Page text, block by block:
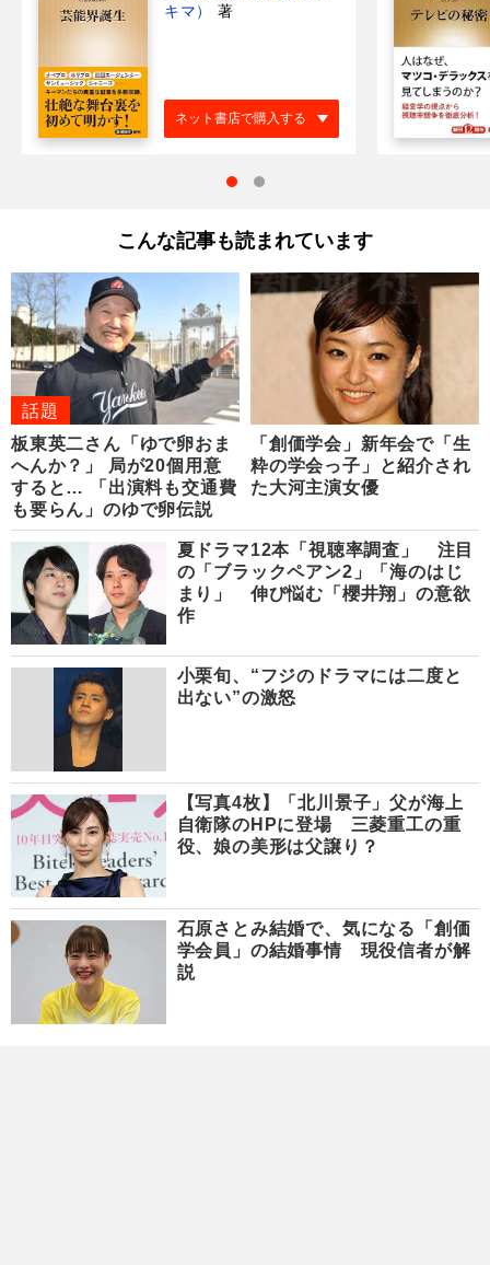
キマ）
著
ネット書店で購入する
こんな記事も読まれています
話題
板東英二さん「ゆで卵おま
へんか？」 局が20個用意
すると… 「出演料も交通費
も要らん」のゆで卵伝説
「創価学会」新年会で「生
粋の学会っ子」と紹介され
た大河主演女優
夏ドラマ12本「視聴率調査」 注目
の「ブラックペアン2」「海のはじ
まり」 伸び悩む「櫻井翔」の意欲
作
小栗旬、“フジのドラマには二度と
出ない”の激怒
【写真4枚】「北川景子」父が海上
自衛隊のHPに登場 三菱重工の重
役、娘の美形は父譲り？
石原さとみ結婚で、気になる「創価
学会員」の結婚事情 現役信者が解
説